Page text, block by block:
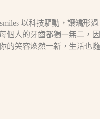
以科技驅動，讓矯形過
個人的牙齒都獨一無二，因
的笑容煥然一新，生活也隨